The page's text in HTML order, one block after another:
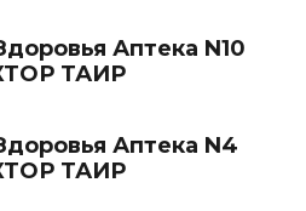
Аптека N10
ТАИР
Аптека N4
ТАИР